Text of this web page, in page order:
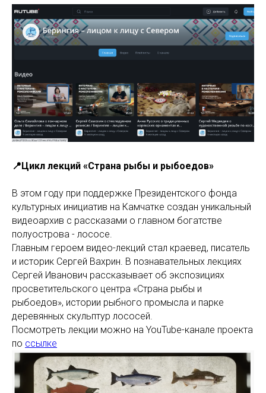
📍Цикл лекций «Страна рыбы и рыбоедов»
В этом году при поддержке Президентского фонда
культурных инициатив на Камчатке создан уникальный
видеоархив с рассказами о главном богатстве
полуострова - лососе.
Главным героем видео-лекций стал краевед, писатель
и историк Сергей Вахрин. В познавательных лекциях
Сергей Иванович рассказывает об экспозициях
просветительского центра «Страна рыбы и
рыбоедов», истории рыбного промысла и парке
деревянных скульптур лососей.
Посмотреть лекции можно на YouTube-канале проекта
по ссылке